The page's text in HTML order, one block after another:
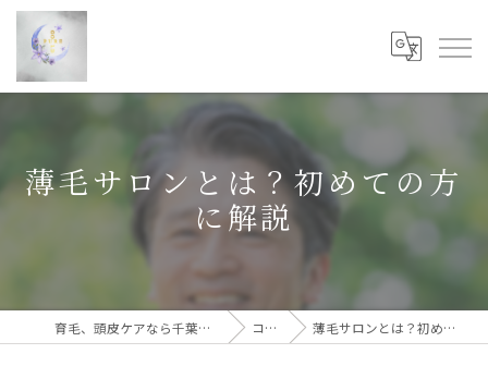
薄毛サロンとは？初めての方
に解説
育毛、頭皮ケアなら千葉のPUREGOLD コラム 薄毛サロンとは？初めての方に解説